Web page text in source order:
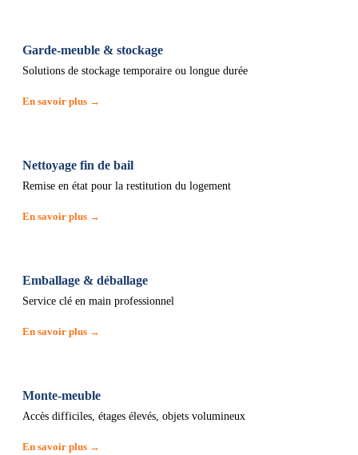
Garde-meuble & stockage
Solutions de stockage temporaire ou longue durée
En savoir plus →
Nettoyage fin de bail
Remise en état pour la restitution du logement
En savoir plus →
Emballage & déballage
Service clé en main professionnel
En savoir plus →
Monte-meuble
Accès difficiles, étages élevés, objets volumineux
En savoir plus →